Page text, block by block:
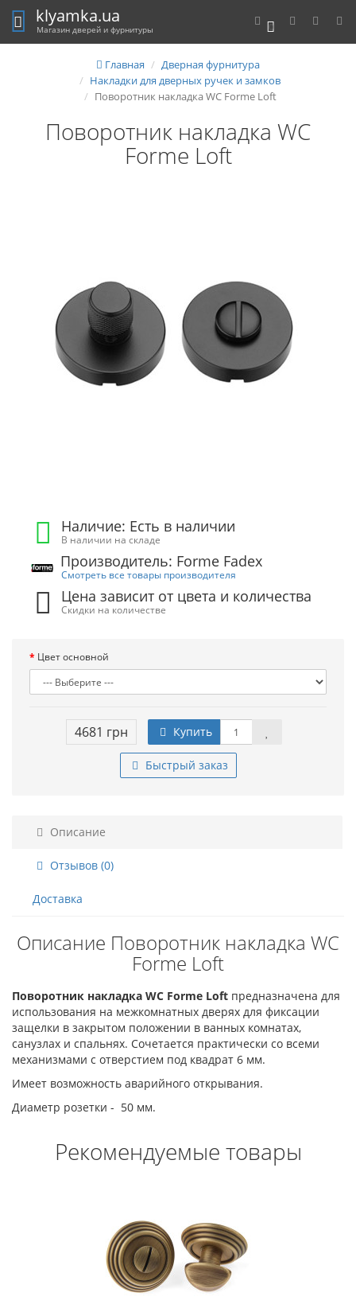
0
klyamka.ua
Магазин дверей и фурнитуры
Главная
Дверная фурнитура
Накладки для дверных ручек и замков
Поворотник накладка WC Forme Loft
Поворотник накладка WC
Forme Loft
Наличие: Есть в наличии
В наличии на складе
Производитель: Forme Fadex
Смотреть все товары производителя
Цена зависит от цвета и количества
Скидки на количестве
Цвет основной
4681 грн Купить
Быстрый заказ
Описание
Отзывов (0)
Доставка
Описание Поворотник накладка WC
Forme Loft
Поворотник накладка WC Forme Loft предназначена для
использования на межкомнатных дверях для фиксации
защелки в закрытом положении в ванных комнатах,
санузлах и спальнях. Сочетается практически со всеми
механизмами с отверстием под квадрат 6 мм.
Имеет возможность аварийного открывания.
Диаметр розетки - 50 мм.
Рекомендуемые товары